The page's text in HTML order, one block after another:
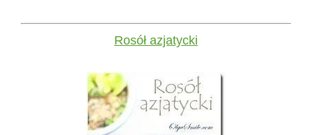
Rosół azjatycki